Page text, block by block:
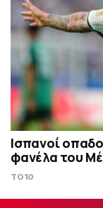
Ισπανοί
φανέλα του
TO10